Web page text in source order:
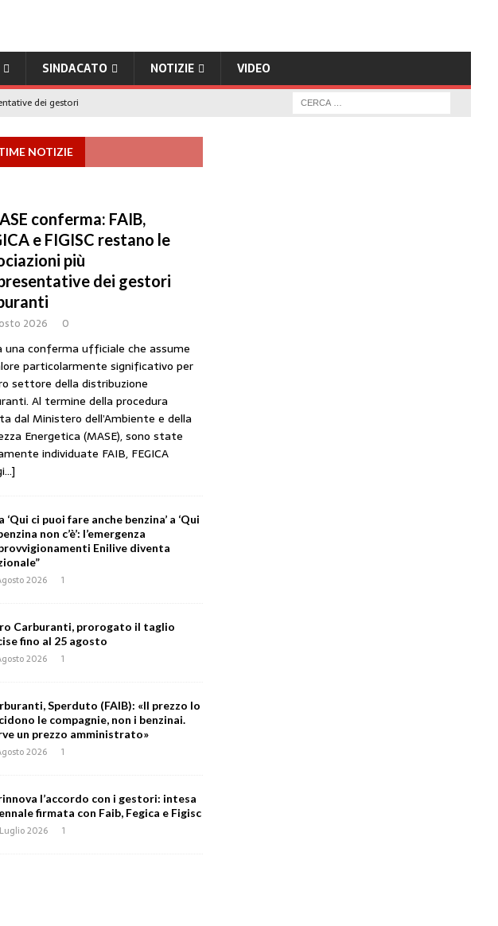
SINDACATO NOTIZIE VIDEO
dei gestori
CARBURANTI
Serve un prezzo
COMUNICATI
su di loro le
di colpevolezza
MA NON SERIA
NOTIZIE
conferma: FAIB,
e FIGISC restano le
più
dei gestori
2026 0
una conferma ufficiale che assume
particolarmente significativo per
settore della distribuzione
Al termine della procedura
dal Ministero dell’Ambiente e della
Energetica (MASE), sono state
individuate FAIB, FEGICA
‘Qui ci puoi fare anche benzina’ a ‘Qui
non c’è’: l’emergenza
Enilive diventa
2026 1
Carburanti, prorogato il taglio
fino al 25 agosto
2026 1
Sperduto (FAIB): «Il prezzo lo
le compagnie, non i benzinai.
un prezzo amministrato»
2026 1
l’accordo con i gestori: intesa
firmata con Faib, Fegica e Figisc
2026 1